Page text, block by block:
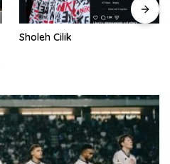
Sholeh Cilik